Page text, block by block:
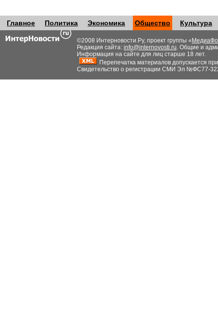
Главное Политика Экономика Общество Культура
©2008 Интерновости.Ру, проект группы «
Редакция сайта: info@internovosti.ru. Общие и
Информация на сайте для лиц старше 18 лет.
Перепечатка материалов допускается
Свидетельство о регистрации СМИ Эл №ФС77-